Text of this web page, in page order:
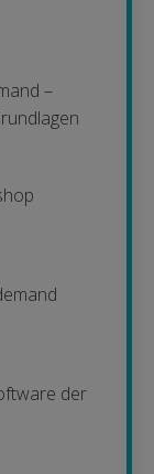
–
der